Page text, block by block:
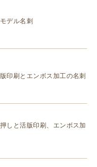
デル名刺
印刷とエンボス加工の名刺
しと活版印刷、エンボス加